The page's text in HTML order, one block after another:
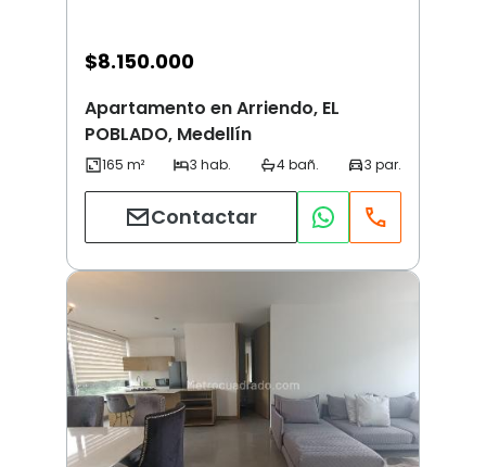
$8.150.000
Apartamento en Arriendo, EL
POBLADO, Medellín
Contactar